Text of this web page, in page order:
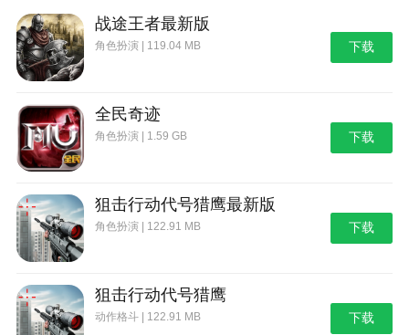
站！
战途王者最新版
角色扮演 | 119.04 MB 下载
全民奇迹
角色扮演 | 1.59 GB 下载
狙击行动代号猎鹰最新版
角色扮演 | 122.91 MB 下载
狙击行动代号猎鹰
动作格斗 | 122.91 MB 下载